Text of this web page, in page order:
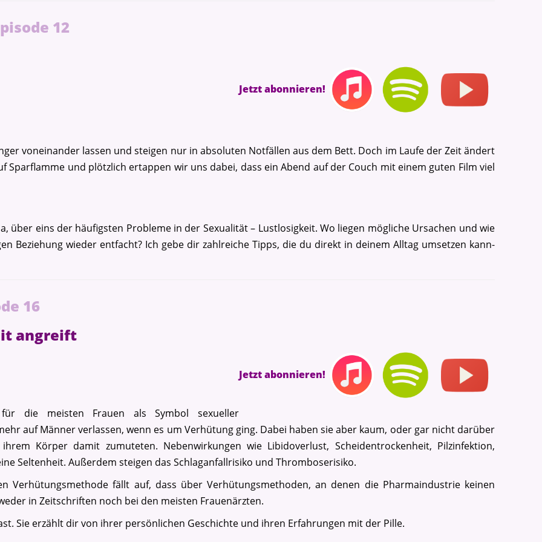
12
Jetzt abonnieren!
voneinander lassen und steigen nur in absoluten Notfällen aus dem Bett. Doch im Laufe der Zeit ändert
Sparflamme und plötzlich ertappen wir uns dabei, dass ein Abend auf der Couch mit einem guten Film viel
über eins der häufigsten Probleme in der Sexualität – Lustlosigkeit. Wo liegen mögliche Ursachen und wie
Beziehung wieder entfacht? Ich gebe dir zahlreiche Tipps, die du direkt in deinem Alltag umsetzen kann-
16
angreift
Jetzt abonnieren!
die meisten Frauen als Symbol sexueller
auf Männer verlassen, wenn es um Verhütung ging. Dabei haben sie aber kaum, oder gar nicht darüber
Körper damit zumuteten. Nebenwirkungen wie Libidoverlust, Scheidentrockenheit, Pilzinfektion,
Seltenheit. Außerdem steigen das Schlaganfallrisiko und Thromboserisiko.
Verhütungsmethode fällt auf, dass über Verhütungsmethoden, an denen die Pharmaindustrie keinen
in Zeitschriften noch bei den meisten Frauenärzten.
Sie erzählt dir von ihrer persönlichen Geschichte und ihren Erfahrungen mit der Pille.